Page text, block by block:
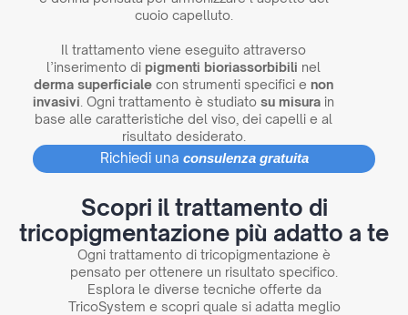
cuoio capelluto.
Il trattamento viene eseguito attraverso
l’inserimento di pigmenti bioriassorbibili nel
derma superficiale con strumenti specifici e non
invasivi . Ogni trattamento è studiato su misura in
base alle caratteristiche del viso, dei capelli e al
risultato desiderato.
Richiedi una consulenza gratuita
Scopri il trattamento di
tricopigmentazione più adatto a te
Ogni trattamento di tricopigmentazione è
pensato per ottenere un risultato specifico.
Esplora le diverse tecniche offerte da
TricoSystem e scopri quale si adatta meglio